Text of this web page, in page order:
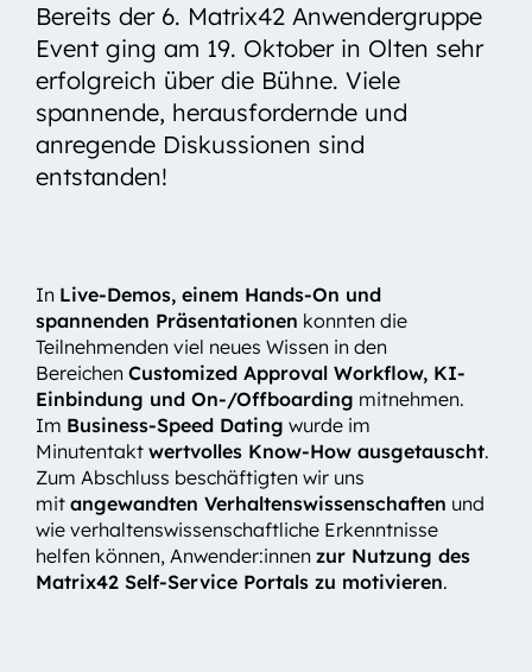
Bereits der 6. Matrix42 Anwendergruppe
Event ging am 19. Oktober in Olten sehr
erfolgreich über die Bühne. Viele
spannende, herausfordernde und
anregende Diskussionen sind
entstanden!
In Live-Demos, einem Hands-On und
spannenden Präsentationen konnten die
Teilnehmenden viel neues Wissen in den
Bereichen Customized Approval Workflow, KI-
Einbindung und On-/Offboarding mitnehmen.
Im Business-Speed Dating wurde im
Minutentakt wertvolles Know-How ausgetauscht.
Zum Abschluss beschäftigten wir uns
mit angewandten Verhaltenswissenschaften und
wie verhaltenswissenschaftliche Erkenntnisse
helfen können, Anwender:innen zur Nutzung des
Matrix42 Self-Service Portals zu motivieren.